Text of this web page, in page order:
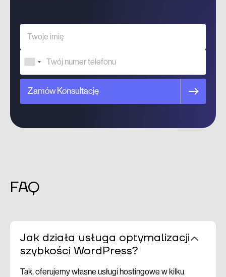
Zamów Konsultację
FAQ
Jak działa usługa optymalizacji
szybkości WordPress?
Tak, oferujemy własne usługi hostingowe w kilku